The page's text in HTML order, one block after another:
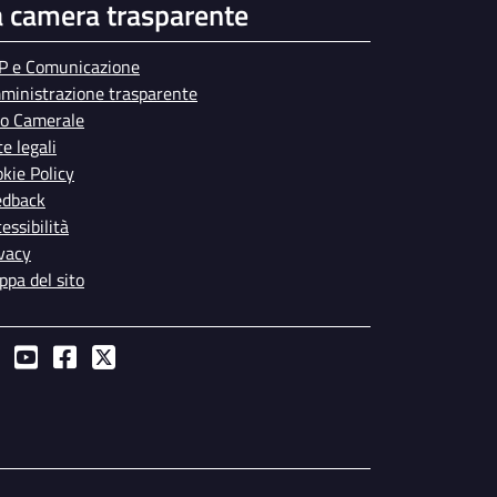
camera trasparente
e Comunicazione
trasparente
Camerale
legali
Policy
del sito